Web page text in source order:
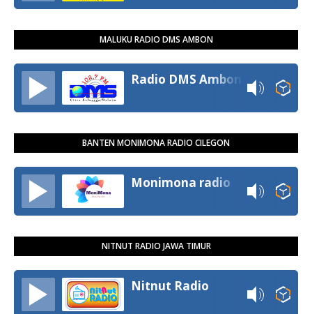
MALUKU RADIO DMS AMBON
Radio DMS Ambon
BANTEN MONIMONA RADIO CILEGON
Monimona radio
NITNUT RADIO JAWA TIMUR
Nitnut Radio